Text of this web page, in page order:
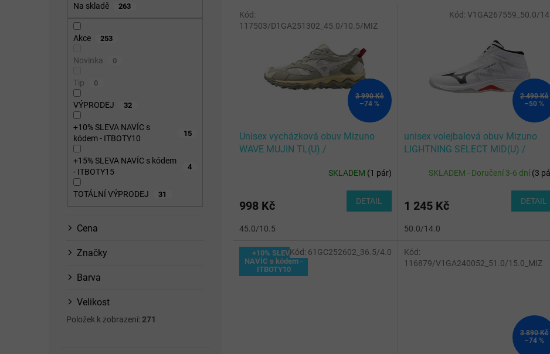
Na skladě 263
Akce 253
Novinka 0
Tip 0
VÝPRODEJ 32
+10% SLEVA NAVÍC s
kódem - ITBOTY10
15
+15% SLEVA NAVÍC s kódem
- ITBOTY15
4
TOTÁLNÍ VÝPRODEJ 31
Cena
Značky
Barva
Velikost
Položek k zobrazení: 271
V
VÝPRODEJ
3 990 Kč
–74 %
Unisex vycházková obuv Mizuno
WAVE MUJIN TL(U) /
SKLADEM (1 pár)
998 Kč DETAIL
45.0/10.5
Kód:
117503/D1GA251302_45.0/10.5/MIZ
2 490 Kč
–50 %
unisex volejbalová obuv Mizuno
LIGHTNING SELECT MID(U) /
SKLADEM - Doručení 3-6 dní(3
1 245 Kč DETAIL
50.0/14.0
Kód: V1GA267559_50.0/
+10% SLEVA
NAVÍC s kódem -
ITBOTY10
Kód: 61GC252602_36.5/4.0
VÝPRODEJ
3 890 Kč
–74 %
Kód:
116879/V1GA240052_51.0/15.0_MIZ